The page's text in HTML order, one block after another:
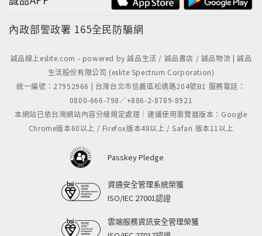
內政部警政署 165全民防騙網
誠品線上eslite.com - powered by 誠品生活 / 誠品書店 / 誠品物流 | 誠品
生活股份有限公司 (eslite Spectrum Corporation)
統一編號：27952966 | 台灣台北市信義區松德路204號B1 服務電話：
0800-666-798／+886-2-8789-8921
本網站已依台灣網站內容分級規定處理｜建議使用瀏覽器版本：Google
Chrome版本60以上 / Firefox版本48以上 / Safari 版本11以上
Passkey Pledge
資通安全管理系統榮獲
ISO/IEC 27001認證
雲端服務資訊安全管理榮獲